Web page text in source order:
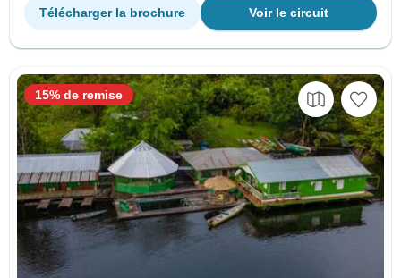
Voir le circuit
Télécharger la brochure
15% de remise